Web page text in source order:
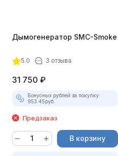
Дымогенератор SMC-Smoke
5.0 3 отзыва
31 750 ₽
Бонусных рублей за покупку:
953.45руб.
Предзаказ
В корзину